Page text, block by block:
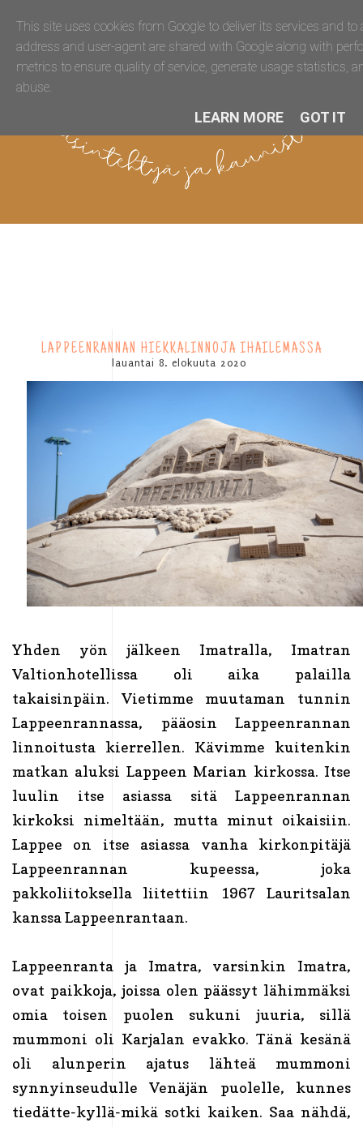
LAPPEENRANNAN HIEKKALINNOJA IHAILEMASSA
lauantai 8. elokuuta 2020
Yhden yön jälkeen Imatralla, Imatran
Valtionhotellissa oli aika palailla
takaisinpäin. Vietimme muutaman tunnin
Lappeenrannassa, pääosin Lappeenrannan
linnoitusta kierrellen. Kävimme kuitenkin
matkan aluksi Lappeen Marian kirkossa. Itse
luulin itse asiassa sitä Lappeenrannan
kirkoksi nimeltään, mutta minut oikaisiin.
Lappee on itse asiassa vanha kirkonpitäjä
Lappeenrannan kupeessa, joka
pakkoliitoksella liitettiin 1967 Lauritsalan
kanssa Lappeenrantaan.
Lappeenranta ja Imatra, varsinkin Imatra,
ovat paikkoja, joissa olen päässyt lähimmäksi
omia toisen puolen sukuni juuria, sillä
mummoni oli Karjalan evakko. Tänä kesänä
oli alunperin ajatus lähteä mummoni
synnyinseudulle Venäjän puolelle, kunnes
tiedätte-kyllä-mikä sotki kaiken. Saa nähdä,
This site uses cookies from Google to deliver its services and
address and user-agent are shared with Google along with
metrics to ensure quality of service, generate usage statistics,
abuse.
LEARN MORE GOT IT